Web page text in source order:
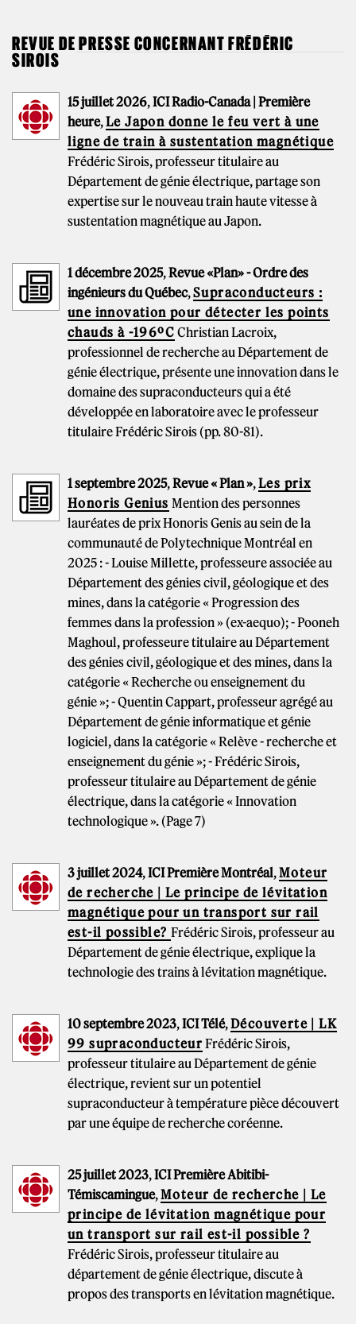
REVUE DE PRESSE CONCERNANT FRÉDÉRIC
SIROIS
15 juillet 2026,ICI Radio-Canada | Première
heure,Le Japon donne le feu vert à une
ligne de train à sustentation magnétique
Frédéric Sirois, professeur titulaire au
Département de génie électrique, partage son
expertise sur le nouveau train haute vitesse à
sustentation magnétique au Japon.
1 décembre 2025,Revue «Plan» - Ordre des
ingénieurs du Québec,Supraconducteurs :
une innovation pour détecter les points
chauds à -196ºC Christian Lacroix,
professionnel de recherche au Département de
génie électrique, présente une innovation dans le
domaine des supraconducteurs qui a été
développée en laboratoire avec le professeur
titulaire Frédéric Sirois (pp. 80-81).
1 septembre 2025,Revue « Plan »,Les prix
Honoris Genius Mention des personnes
lauréates de prix Honoris Genis au sein de la
communauté de Polytechnique Montréal en
2025 : - Louise Millette, professeure associée au
Département des génies civil, géologique et des
mines, dans la catégorie « Progression des
femmes dans la profession » (ex-aequo); - Pooneh
Maghoul, professeure titulaire au Département
des génies civil, géologique et des mines, dans la
catégorie « Recherche ou enseignement du
génie »; - Quentin Cappart, professeur agrégé au
Département de génie informatique et génie
logiciel, dans la catégorie « Relève - recherche et
enseignement du génie »; - Frédéric Sirois,
professeur titulaire au Département de génie
électrique, dans la catégorie « Innovation
technologique ». (Page 7)
3 juillet 2024,ICI Première Montréal,Moteur
de recherche | Le principe de lévitation
magnétique pour un transport sur rail
est-il possible? Frédéric Sirois, professeur au
Département de génie électrique, explique la
technologie des trains à lévitation magnétique.
10 septembre 2023,ICI Télé,Découverte | LK
99 supraconducteur Frédéric Sirois,
professeur titulaire au Département de génie
électrique, revient sur un potentiel
supraconducteur à température pièce découvert
par une équipe de recherche coréenne.
25 juillet 2023,ICI Première Abitibi-
Témiscamingue,Moteur de recherche | Le
principe de lévitation magnétique pour
un transport sur rail est-il possible ?
Frédéric Sirois, professeur titulaire au
département de génie électrique, discute à
propos des transports en lévitation magnétique.